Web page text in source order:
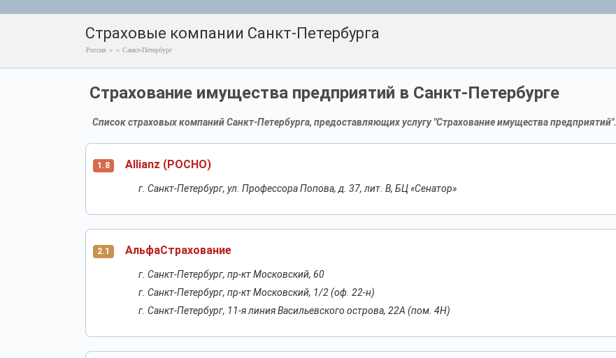
Страховые компании Санкт-Петербурга
Россия » » Санкт-Петербург
Страхование имущества предприятий в Санкт-Петербурге
Список страховых компаний Санкт-Петербурга, предоставляющих услугу "Страхование имущества предприятий".
1.8 Allianz (РОСНО)
г. Санкт-Петербург, ул. Профессора Попова, д. 37, лит. В, БЦ «Сенатор»
2.1 АльфаСтрахование
г. Санкт-Петербург, пр-кт Московский, 60
г. Санкт-Петербург, пр-кт Московский, 1/2 (оф. 22-н)
г. Санкт-Петербург, 11-я линия Васильевского острова, 22А (пом. 4Н)